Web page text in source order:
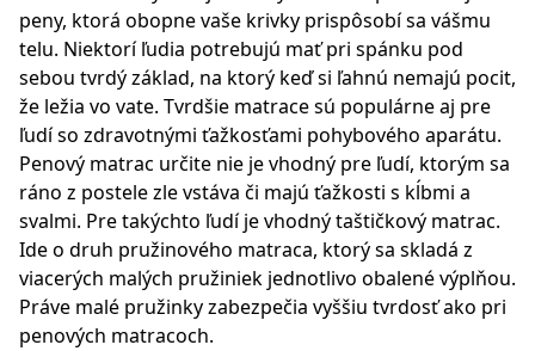
peny, ktorá obopne vaše krivky prispôsobí sa vášmu
telu. Niektorí ľudia potrebujú mať pri spánku pod
sebou tvrdý základ, na ktorý keď si ľahnú nemajú pocit,
že ležia vo vate. Tvrdšie matrace sú populárne aj pre
ľudí so zdravotnými ťažkosťami pohybového aparátu.
Penový matrac určite nie je vhodný pre ľudí, ktorým sa
ráno z postele zle vstáva či majú ťažkosti s kĺbmi a
svalmi. Pre takýchto ľudí je vhodný taštičkový matrac.
Ide o druh pružinového matraca, ktorý sa skladá z
viacerých malých pružiniek jednotlivo obalené výplňou.
Práve malé pružinky zabezpečia vyššiu tvrdosť ako pri
penových matracoch.